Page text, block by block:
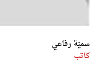
سميّة رفاعي
كاتب